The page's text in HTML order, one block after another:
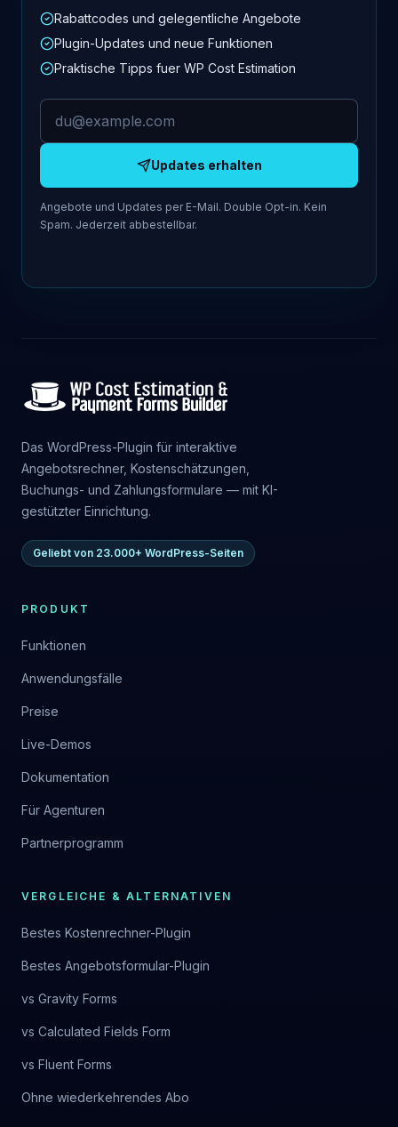
Rabattcodes und gelegentliche Angebote
Plugin-Updates und neue Funktionen
Praktische Tipps fuer WP Cost Estimation
E-Mail-Adresse
Updates erhalten
Angebote und Updates per E-Mail. Double Opt-in. Kein
Spam. Jederzeit abbestellbar.
Das WordPress-Plugin für interaktive
Angebotsrechner, Kostenschätzungen,
Buchungs- und Zahlungsformulare — mit KI-
gestützter Einrichtung.
Geliebt von 23.000+ WordPress-Seiten
PRODUKT
Funktionen
Anwendungsfälle
Preise
Live-Demos
Dokumentation
Für Agenturen
Partnerprogramm
VERGLEICHE & ALTERNATIVEN
Bestes Kostenrechner-Plugin
Bestes Angebotsformular-Plugin
vs Gravity Forms
vs Calculated Fields Form
vs Fluent Forms
Ohne wiederkehrendes Abo